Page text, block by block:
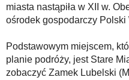
miasta nastąpiła w XII w.
ośrodek gospodarczy Polski
Podstawowym miejscem,
planie podróży, jest Stare
zobaczyć Zamek Lubelski